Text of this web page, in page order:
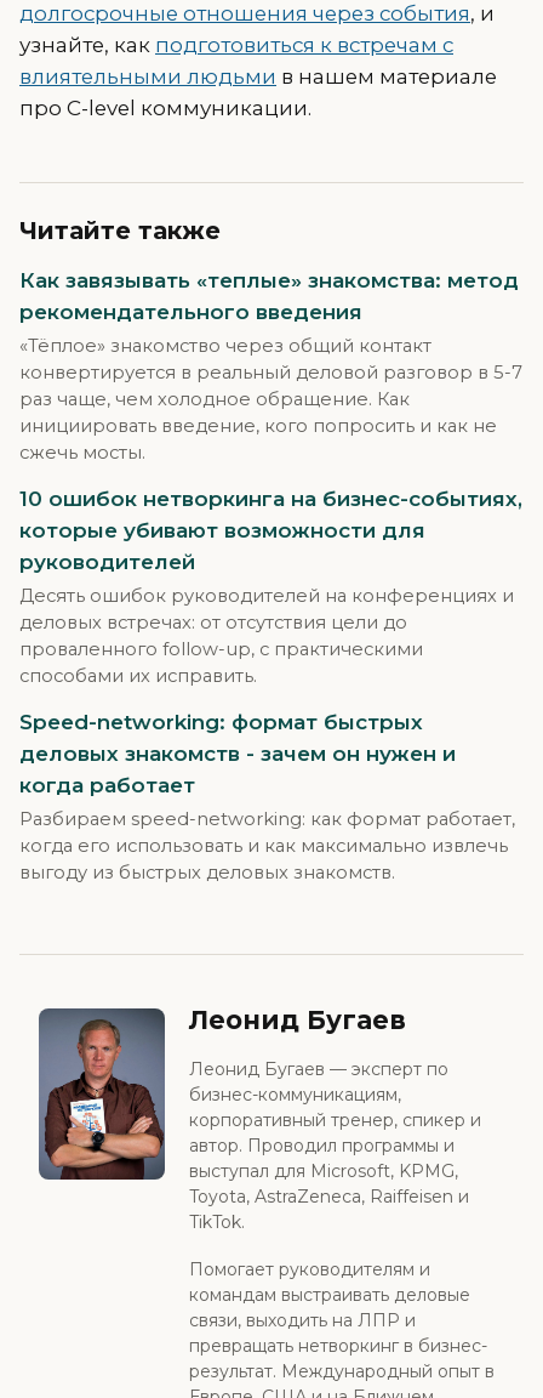
долгосрочные отношения через события, и
узнайте, как подготовиться к встречам с
влиятельными людьми в нашем материале
про C-level коммуникации.
Читайте также
Как завязывать «теплые» знакомства: метод
рекомендательного введения
«Тёплое» знакомство через общий контакт
конвертируется в реальный деловой разговор в 5-7
раз чаще, чем холодное обращение. Как
инициировать введение, кого попросить и как не
сжечь мосты.
10 ошибок нетворкинга на бизнес-событиях,
которые убивают возможности для
руководителей
Десять ошибок руководителей на конференциях и
деловых встречах: от отсутствия цели до
проваленного follow-up, с практическими
способами их исправить.
Speed-networking: формат быстрых
деловых знакомств - зачем он нужен и
когда работает
Разбираем speed-networking: как формат работает,
когда его использовать и как максимально извлечь
выгоду из быстрых деловых знакомств.
Леонид Бугаев
Леонид Бугаев — эксперт по
бизнес-коммуникациям,
корпоративный тренер, спикер и
автор. Проводил программы и
выступал для Microsoft, KPMG,
Toyota, AstraZeneca, Raiffeisen и
TikTok.
Помогает руководителям и
командам выстраивать деловые
связи, выходить на ЛПР и
превращать нетворкинг в бизнес-
результат. Международный опыт в